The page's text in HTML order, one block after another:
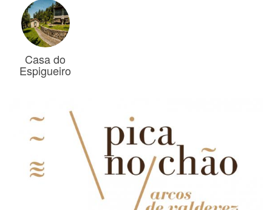
Casa do
Espigueiro